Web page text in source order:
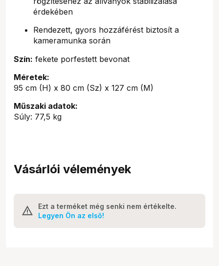
érdekében
Rendezett, gyors hozzáférést biztosít a
kameramunka során
Szín: fekete porfestett bevonat
Méretek:
95 cm (H) x 80 cm (Sz) x 127 cm (M)
Műszaki adatok:
Súly: 77,5 kg
Vásárlói vélemények
Ezt a terméket még senki nem értékelte.
Legyen Ön az első!